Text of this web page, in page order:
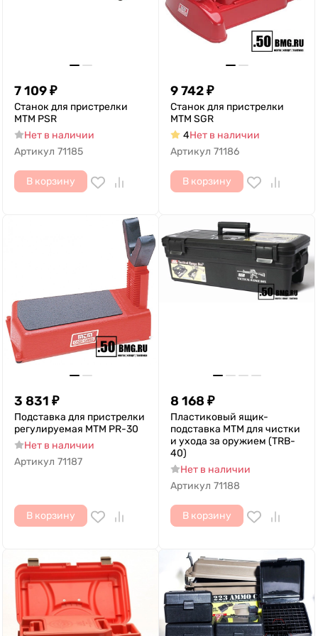
7 109₽
Станок для пристрелки
MTM PSR
Нет в наличии
Артикул 71185
В корзину
9 742₽
Станок для пристрелки
MTM SGR
4Нет в наличии
Артикул 71186
В корзину
3 831 ₽
Подставка для пристрелки
регулируемая MTM PR-30
Нет в наличии
Артикул 71187
В корзину
8 168 ₽
Пластиковый ящик-
подставка MTM для чистки
и ухода за оружием (TRB-
40)
Нет в наличии
Артикул 71188
В корзину